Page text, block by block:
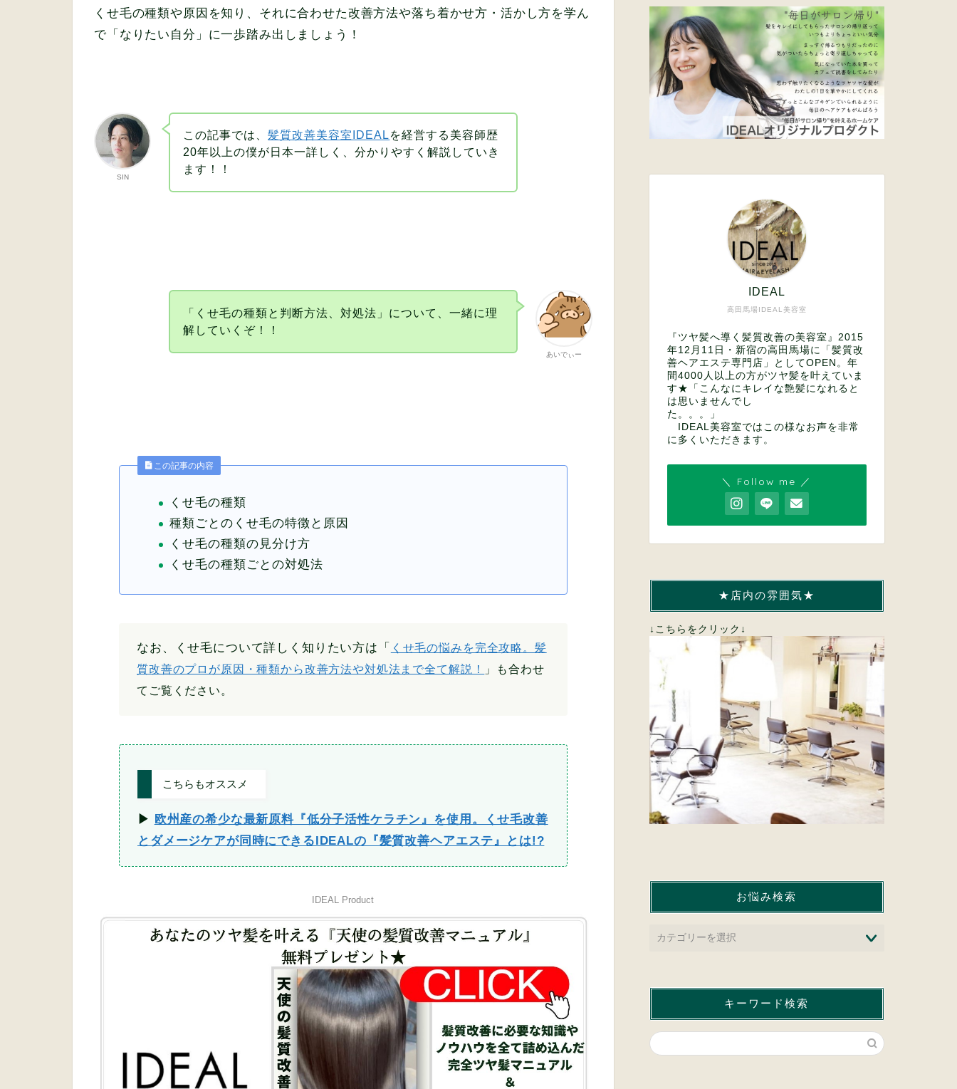
くせ毛の種類や原因を知り、それに合わせた改善方法や落ち着かせ方・活かし方を学ん
で「なりたい自分」に一歩踏み出しましょう！
SIN
この記事では、髪質改善美容室IDEAL を経営する美容師歴
20年以上の僕が日本一詳しく、分かりやすく解説していき
ます！！
あいでぃー
「くせ毛の種類と判断方法、対処法」について、一緒に理
解していくぞ！！
この記事の内容
くせ毛の種類
種類ごとのくせ毛の特徴と原因
くせ毛の種類の見分け方
くせ毛の種類ごとの対処法
なお、くせ毛について詳しく知りたい方は「
くせ毛の悩みを完全攻略。髪
質改善のプロが原因・種類から改善方法や対処法まで全て解説！
」も合わせ
てご覧ください。
こちらもオススメ
▶︎
欧州産の希少な最新原料『低分子活性ケラチン』を使用。くせ毛改善
とダメージケアが同時にできるIDEALの『髪質改善ヘアエステ』とは!?
IDEAL Product
高田馬場IDEAL美容室
IDEAL
『ツヤ髪へ導く髪質改善の美容室』2015
年12月11日・新宿の高田馬場に「髪質改
善ヘアエステ専門店」としてOPEN。年
間4000人以上の方がツヤ髪を叶えていま
す★「こんなにキレイな艶髪になれると
は思いませんでし
た。。。」
IDEAL美容室ではこの様なお声を非常
に多くいただきます。
＼ Follow me ／
★店内の雰囲気★
↓こちらをクリック↓
お悩み検索
キーワード検索